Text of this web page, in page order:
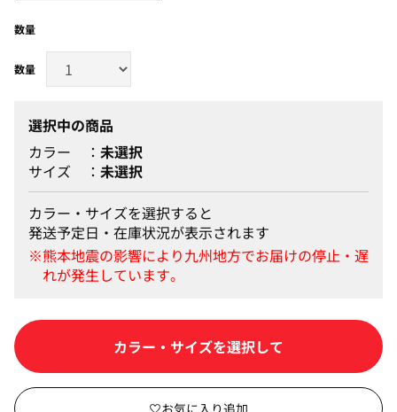
数量
選択中の商品
カラー
未選択
サイズ
未選択
カラー・サイズを選択すると
発送予定日・在庫状況が表示されます